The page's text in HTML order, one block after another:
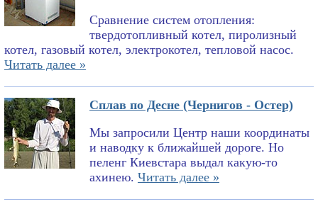
Сравнение систем отопления:
твердотопливный котел, пиролизный
котел, газовый котел, электрокотел, тепловой насос.
Читать далее »
Сплав по Десне (Чернигов - Остер)
Мы запросили Центр наши координаты
и наводку к ближайшей дороге. Но
пеленг Киевстара выдал какую-то
ахинею. Читать далее »